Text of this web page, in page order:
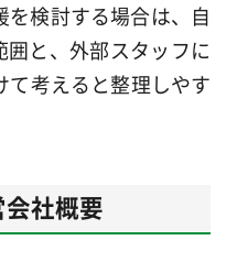
を検討する場合は、自
囲と、外部スタッフに
考えると整理しやす
社概要